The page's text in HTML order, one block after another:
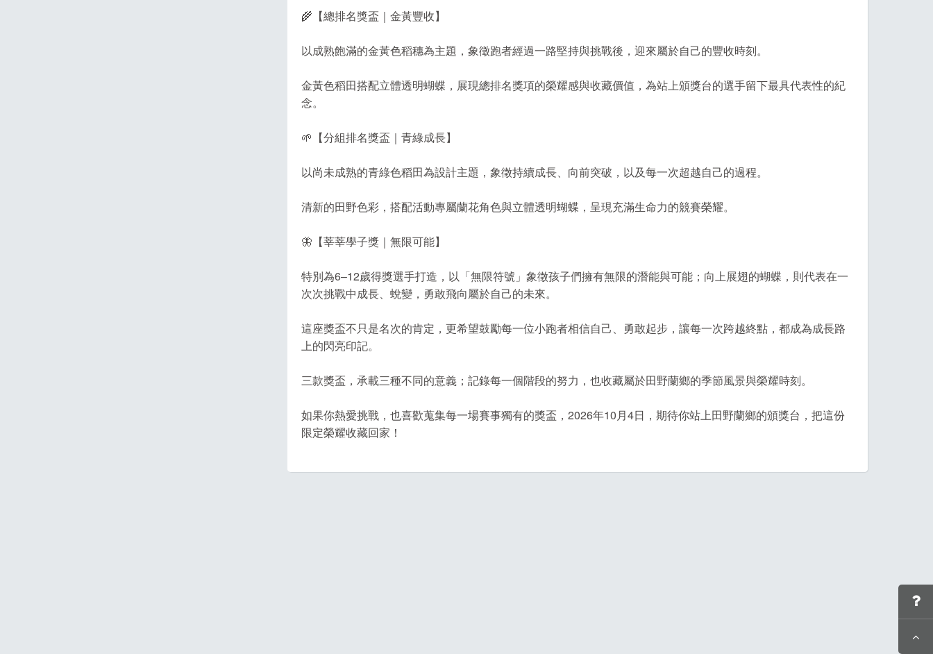
🌾【總排名獎盃｜金黃豐收】
以成熟飽滿的金黃色稻穗為主題，象徵跑者經過一路堅持與挑戰後，迎來屬於自己的豐收時刻。
金黃色稻田搭配立體透明蝴蝶，展現總排名獎項的榮耀感與收藏價值，為站上頒獎台的選手留下最具代表性的紀
念。
🌱【分組排名獎盃｜青綠成長】
以尚未成熟的青綠色稻田為設計主題，象徵持續成長、向前突破，以及每一次超越自己的過程。
清新的田野色彩，搭配活動專屬蘭花角色與立體透明蝴蝶，呈現充滿生命力的競賽榮耀。
🦋【莘莘學子獎｜無限可能】
特別為6–12歲得獎選手打造，以「無限符號」象徵孩子們擁有無限的潛能與可能；向上展翅的蝴蝶，則代表在一
次次挑戰中成長、蛻變，勇敢飛向屬於自己的未來。
這座獎盃不只是名次的肯定，更希望鼓勵每一位小跑者相信自己、勇敢起步，讓每一次跨越終點，都成為成長路
上的閃亮印記。
三款獎盃，承載三種不同的意義；記錄每一個階段的努力，也收藏屬於田野蘭鄉的季節風景與榮耀時刻。
如果你熱愛挑戰，也喜歡蒐集每一場賽事獨有的獎盃，2026年10月4日，期待你站上田野蘭鄉的頒獎台，把這份
限定榮耀收藏回家！